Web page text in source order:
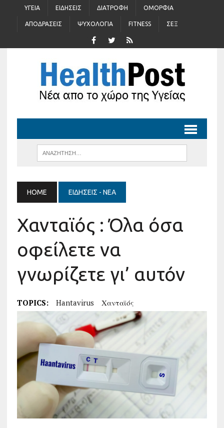
ΥΓΕΊΑ ΕΙΔΉΣΕΙΣ ΔΙΑΤΡΟΦΉ ΟΜΟΡΦΙΆ
ΑΠΟΔΡΆΣΕΙΣ ΨΥΧΟΛΟΓΊΑ FITNESS ΣΈΞ
HOME ΕΙΔΉΣΕΙΣ - ΝΈΑ
Χανταϊός : Όλα όσα
οφείλετε να
γνωρίζετε γι’ αυτόν
TOPICS: Hantavirus Χανταϊός